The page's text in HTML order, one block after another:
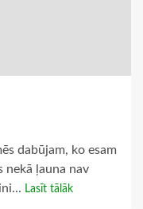
dabūjam, ko esam
nekā ļauna nav
Lasīt tālāk